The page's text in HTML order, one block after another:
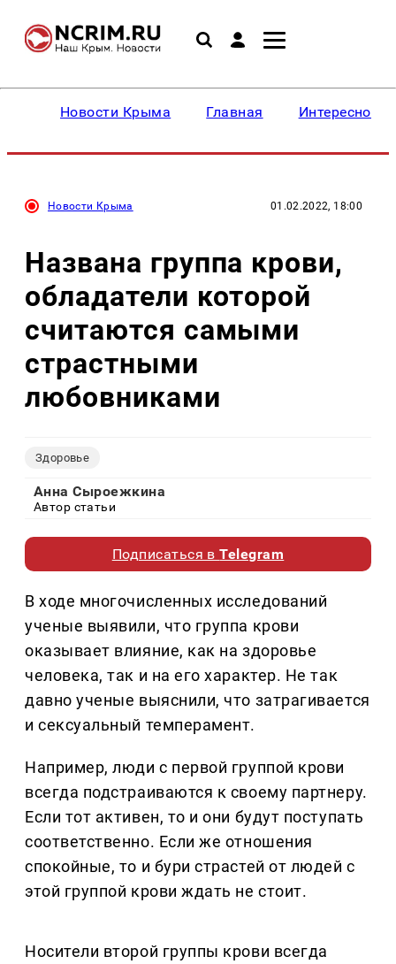
Новости Крыма Главная Интересное
Новости Крыма 01.02.2022, 18:00
Названа группа крови,
обладатели которой
считаются самыми
страстными
любовниками
Здоровье
Анна Сыроежкина
Автор статьи
Подписаться вTelegram
В ходе многочисленных исследований
ученые выявили, что группа крови
оказывает влияние, как на здоровье
человека, так и на его характер. Не так
давно ученые выяснили, что затрагивается
и сексуальный темперамент.
Например, люди с первой группой крови
всегда подстраиваются к своему партнеру.
Если тот активен, то и они будут поступать
соответственно. Если же отношения
спокойные, то и бури страстей от людей с
этой группой крови ждать не стоит.
Носители второй группы крови всегда